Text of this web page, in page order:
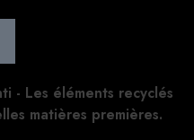
- Les éléments recyclés
matières premières.